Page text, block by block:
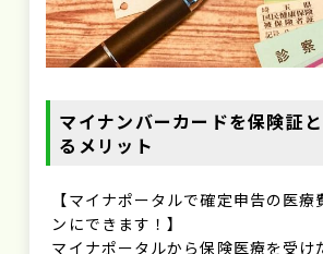
マイナンバーカードを保険証
るメリット
【マイナポータルで確定申告の医療
ンにできます！】
マイナポータルから保険医療を受け